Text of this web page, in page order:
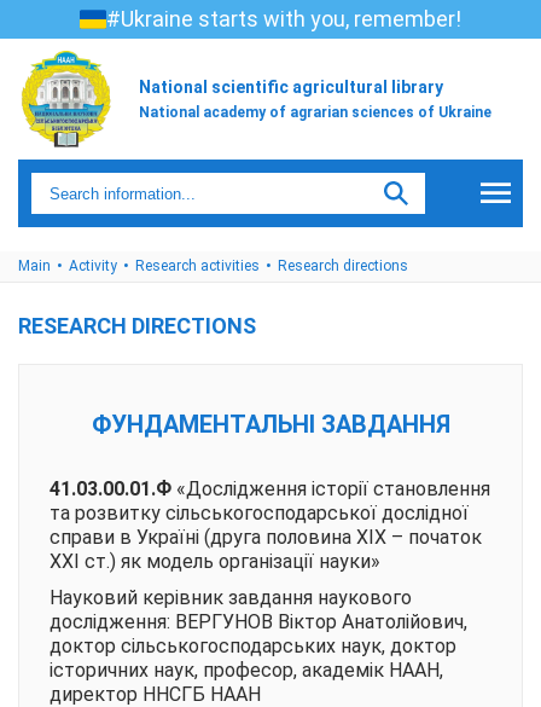
#Ukraine starts with you, remember!
National scientific agricultural library
National academy of agrarian sciences of Ukraine
Main Activity Research activities Research directions
RESEARCH DIRECTIONS
ФУНДАМЕНТАЛЬНІ ЗАВДАННЯ
41.03.00.01.Ф «Дослідження історії становлення
та розвитку сільськогосподарської дослідної
справи в Україні (друга половина ХІХ – початок
ХХІ ст.) як модель організації науки»
Науковий керівник завдання наукового
дослідження: ВЕРГУНОВ Віктор Анатолійович,
доктор сільськогосподарських наук, доктор
історичних наук, професор, академік НААН,
директор ННСГБ НААН